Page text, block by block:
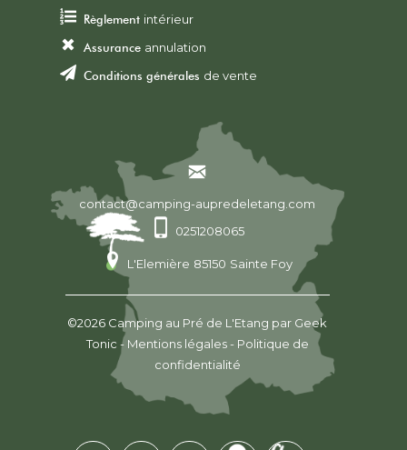
Règlement intérieur
Assurance annulation
Conditions générales de vente
contact@camping-aupredeletang.com
0251208065
L'Elemière 85150 Sainte Foy
©2026 Camping au Pré de L'Etang par Geek
Tonic - Mentions légales- Politique de
confidentialité